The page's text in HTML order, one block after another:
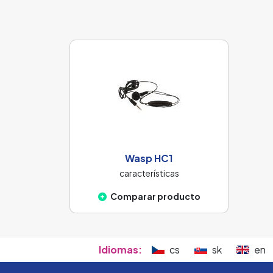
Wasp HC1
características
Comparar producto
Idiomas: cs sk en